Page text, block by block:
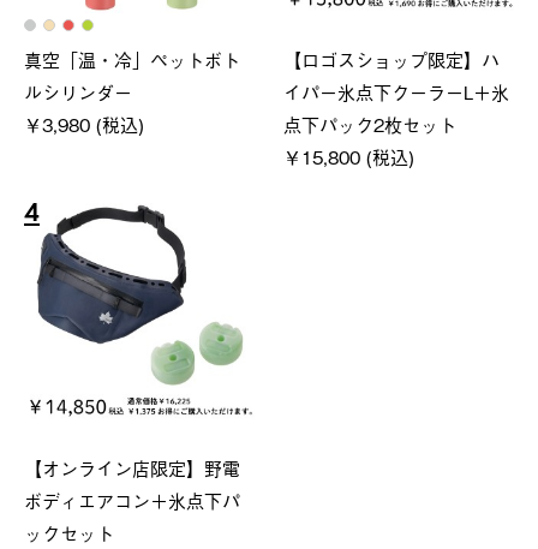
真空「温・冷」ペットボト
ルシリンダー
￥3,980 (税込)
【ロゴスショップ限定】ハ
イパー氷点下クーラーL＋氷
点下パック2枚セット
￥15,800 (税込)
4
【オンライン店限定】野電
ボディエアコン＋氷点下パ
ックセット